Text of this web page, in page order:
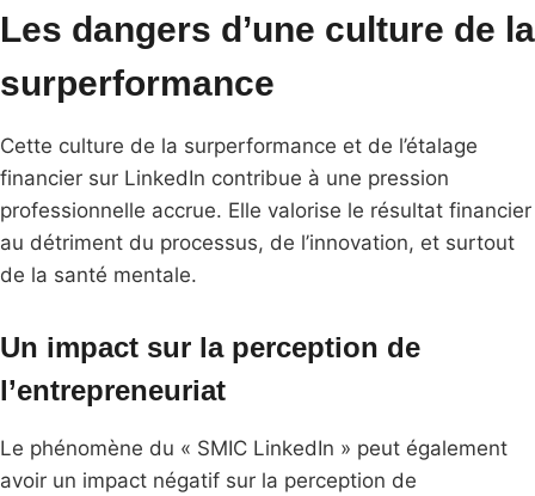
Les dangers d’une culture de la
surperformance
Cette culture de la surperformance et de l’étalage
financier sur LinkedIn contribue à une pression
professionnelle accrue. Elle valorise le résultat financier
au détriment du processus, de l’innovation, et surtout
de la santé mentale.
Un impact sur la perception de
l’entrepreneuriat
Le phénomène du « SMIC LinkedIn » peut également
avoir un impact négatif sur la perception de